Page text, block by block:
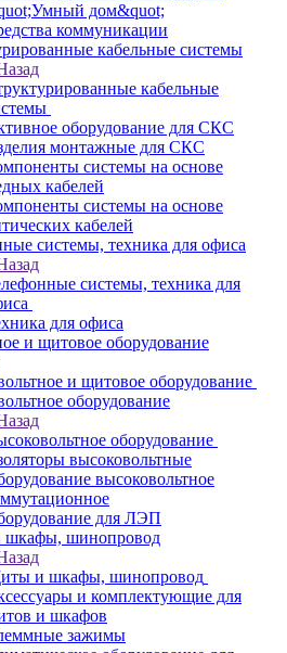
дом&quot;
коммуникации
кабельные системы
кабельные
оборудование для СКС
монтажные для СКС
системы на основе
кабелей
системы на основе
кабелей
системы, техника для офиса
системы, техника для
для офиса
и щитовое оборудование
и щитовое оборудование
оборудование
оборудование
высоковольтные
высоковольтное
для ЛЭП
шинопровод
и шкафы, шинопровод
и комплектующие для
и шкафов
зажимы